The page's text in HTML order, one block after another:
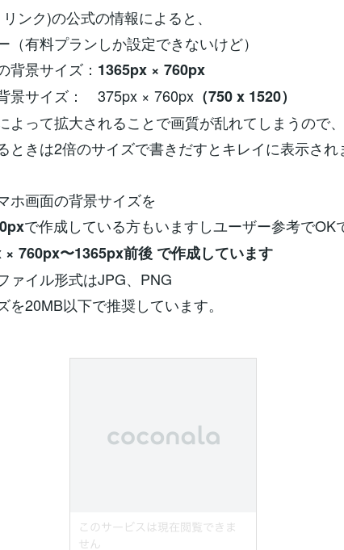
ンク)の公式の情報によると、
（有料プランしか設定できないけど）
背景サイズ： 1365px × 760px
景サイズ： 375px × 760px （750 x 1520）
よって拡大されることで画質が乱れてしまうので、
ときは2倍のサイズで書きだすとキレイに表示され
ホ画面の背景サイズを
で作成している方もいますしユーザー参考でOK
760px〜1365px前後 で作成しています
ァイル形式はJPG、PNG
を20MB以下で推奨しています。